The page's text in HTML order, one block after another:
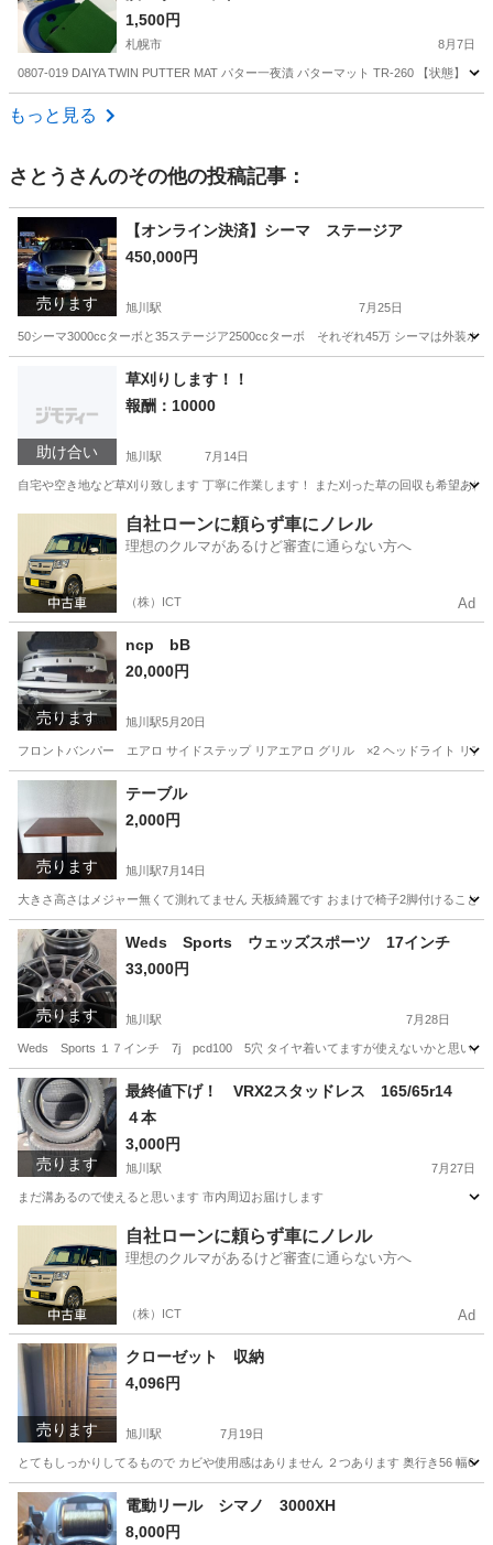
1,500円
札幌市 8月7日
0807-019 DAIYA TWIN PUTTER MAT パター一夜漬 パターマット TR-260 【状態】
北海道 札幌市
もっと見る
さとう さんのその他の投稿記事：
売ります
【オンライン決済】シーマ ステージア
450,000円
旭川駅 7月25日
50シーマ3000ccターボと35ステージア2500ccターボ それぞれ45万 シーマは外装ボ
旭川駅 外装、車外用品
助け合い
草刈りします！！
報酬：10000
旭川駅 7月14日
自宅や空き地など草刈り致します 丁寧に作業します！ また刈った草の回収も希望あ
旭川駅 手伝いたい/助けたい 砂利
自社ローンに頼らず車にノレル
理想のクルマがあるけど審査に通らない方へ
（株）ICT Ad
売ります
ncp bB
20,000円
旭川駅5月20日
フロントバンパー エアロ サイドステップ リアエアロ グリル ×2 ヘッドライト リア
北海道 旭川市 旭川駅
売ります
テーブル
2,000円
旭川駅7月14日
大きさ高さはメジャー無くて測れてません 天板綺麗です おまけで椅子2脚付けること
北海道 旭川市 テーブル
売ります
Weds Sports ウェッズスポーツ 17インチ
33,000円
旭川駅 7月28日
Weds Sports １７インチ 7j pcd100 5穴 タイヤ着いてますが使えないかと思います
北海道 旭川市 旭川駅 タイヤ、ホイール
売ります
最終値下げ！ VRX2スタッドレス 165/65r14
４本
3,000円
旭川駅 7月27日
まだ溝あるので使えると思います 市内周辺お届けします
旭川駅 タイヤ、ホイール 市内
自社ローンに頼らず車にノレル
理想のクルマがあるけど審査に通らない方へ
（株）ICT Ad
売ります
クローゼット 収納
4,096円
旭川駅 7月19日
とてもしっかりしてるもので カビや使用感はありません ２つあります 奥行き56 幅
北海道 旭川市 旭川駅
電動リール シマノ 3000XH
8,000円